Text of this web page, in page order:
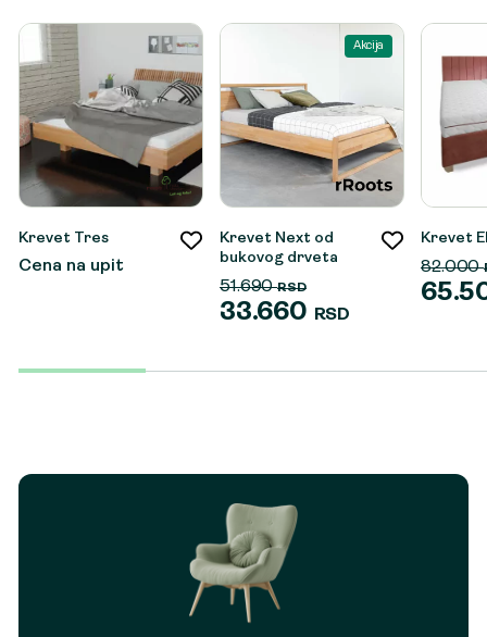
Krevet Tres
Cena na upit
Akcija
Krevet Next od
bukovog drveta
51.690RSD
je
33.660
RSD
je:
Krevet
82.000